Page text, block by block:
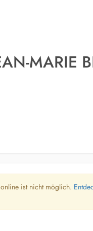
MARIE
ist nicht möglich.